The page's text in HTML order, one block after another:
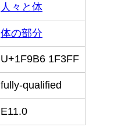
人々と体
体の部分
U+1F9B6 1F3FF
fully-qualified
E11.0